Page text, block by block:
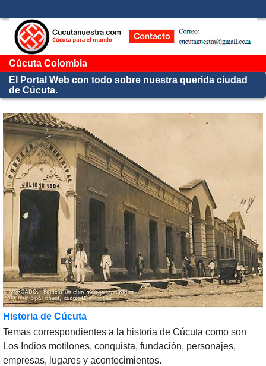
Cúcuta Colombia
El Portal Web con todo sobre nuestra querida ciudad
de Cúcuta.
Historia de Cúcuta
Temas correspondientes a la historia de Cúcuta como son
Los Indios motilones, conquista, fundación, personajes,
empresas, lugares y acontecimientos.